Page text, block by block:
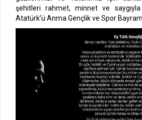
şehitleri rahmet, minnet ve saygıyla
Atatürk’ü Anma Gençlik ve Spor